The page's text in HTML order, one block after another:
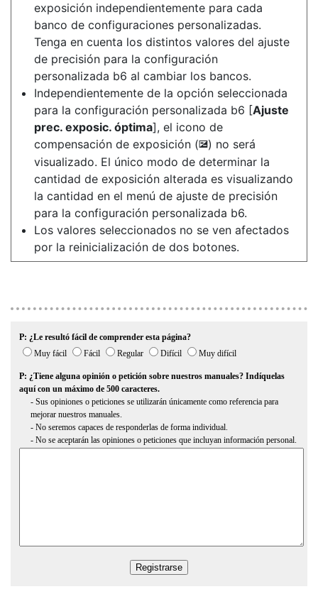
exposición independientemente para cada
banco de configuraciones personalizadas.
Tenga en cuenta los distintos valores del ajuste
de precisión para la configuración
personalizada b6 al cambiar los bancos.
Independientemente de la opción seleccionada
para la configuración personalizada b6 [Ajuste
prec. exposic. óptima], el icono de
compensación de exposición (E) no será
visualizado. El único modo de determinar la
cantidad de exposición alterada es visualizando
la cantidad en el menú de ajuste de precisión
para la configuración personalizada b6.
Los valores seleccionados no se ven afectados
por la reinicialización de dos botones.